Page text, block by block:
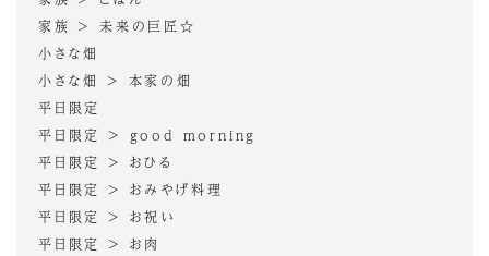
家族 > 未来の巨匠☆
小さな畑
小さな畑 > 本家の畑
平日限定
平日限定 > good morning
平日限定 > おひる
平日限定 > おみやげ料理
平日限定 > お祝い
平日限定 > お肉